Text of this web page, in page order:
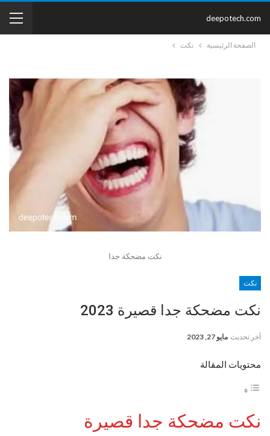
deepotech.com
الصفحة الرئيسية نكت
نكت مضحكة جدا
نكت
نكت مضحكة جدا قصيرة 2023
آخر تحديث مايو 27, 2023
محتويات المقالة
نكت مضحكة جدا قصيرة